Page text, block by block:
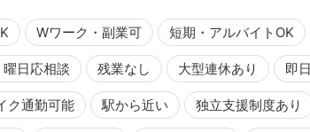
Wワーク・副業可 短期・アルバイトOK
日応相談 残業なし 大型連休あり 即
ク通勤可能 駅から近い 独立支援制度あり